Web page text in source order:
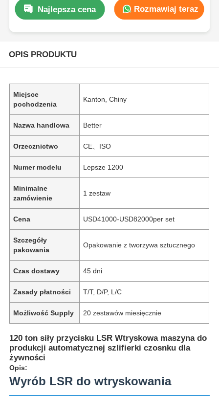
Najlepsza cena Rozmawiaj teraz
OPIS PRODUKTU
Miejsce
pochodzenia
Kanton, Chiny
Nazwa handlowa Better
Orzecznictwo CE、ISO
Numer modelu Lepsze 1200
Minimalne
zamówienie
1 zestaw
Cena USD41000-USD82000per set
Szczegóły
pakowania
Opakowanie z tworzywa sztucznego
Czas dostawy 45 dni
Zasady płatności T/T, D/P, L/C
Możliwość Supply 20 zestawów miesięcznie
120 ton siły przycisku LSR Wtryskowa maszyna do
produkcji automatycznej szlifierki czosnku dla
żywności
Opis:
Wyrób LSR do wtryskowania